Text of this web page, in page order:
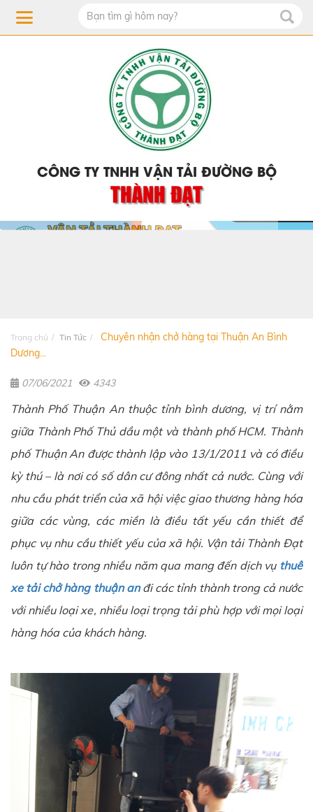
CÔNG TY TNHH VẬN TẢI ĐƯỜNG BỘ
THÀNH ĐẠT
Trang chủ Tin Tức
Chuyên nhận chở hàng tại Thuận An Bình
Dương...
07/06/2021 4343
Thành Phố Thuận An thuộc tỉnh bình dương, vị trí nằm
giữa Thành Phố Thủ dầu một và thành phố HCM. Thành
phố Thuận An được thành lập vào 13/1/2011 và có điều
kỳ thú – là nơi có số dân cư đông nhất cả nước. Cùng với
nhu cầu phát triển của xã hội việc giao thương hàng hóa
giữa các vùng, các miền là điều tất yếu cần thiết để
phục vụ nhu cầu thiết yếu của xã hội. Vận tải Thành Đạt
luôn tự hào trong nhiều năm qua mang đến dịch vụthuê
xe tải chở hàng thuận anđi các tỉnh thành trong cả nước
với nhiều loại xe, nhiều loại trọng tải phù hợp với mọi loại
hàng hóa của khách hàng.